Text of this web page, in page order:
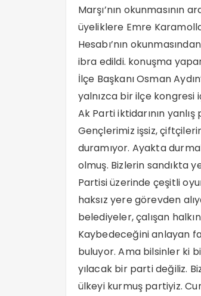
Marşı’nın okunmasının
üyeliklere Emre
Hesabı’nın
ibra edildi. konuşma
İlçe Başkanı Osman
yalnızca bir ilçe kongresi
Ak Parti iktidarının
Gençlerimiz işsiz,
duramıyor. Ayakta
olmuş. Bizlerin sandıkta
Partisi üzerinde çeşitli
haksız yere görevden
belediyeler, çalışan
Kaybedeceğini anlayan
buluyor. Ama bilsinler ki
yılacak bir parti değiliz.
ülkeyi kurmuş partiyiz.